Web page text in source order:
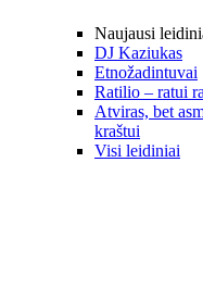
Naujausi
DJ Kaziukas
Etnožadintuvai
Ratilio – ratui
Atviras, bet
kraštui
Visi leidiniai